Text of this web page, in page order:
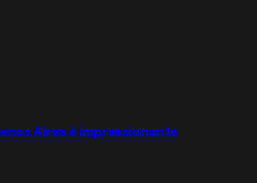
Aires è impressionante